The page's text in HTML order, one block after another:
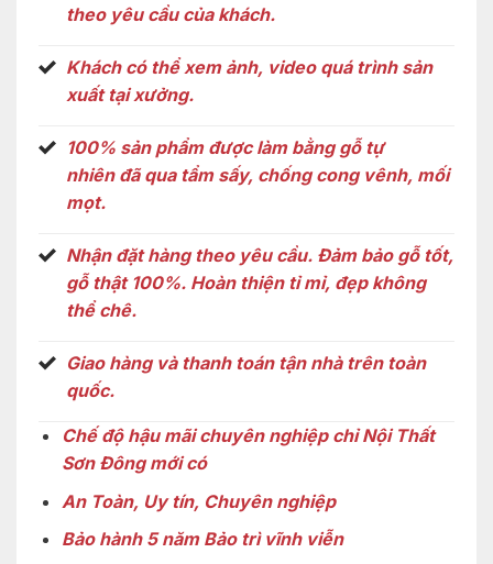
theo yêu cầu của khách.
Khách có thể xem ảnh, video quá trình sản
xuất tại xưởng.
100% sản phẩm được làm bằnggỗ tự
nhiênđã qua tẩm sấy, chống cong vênh, mối
mọt.
Nhận đặt hàng theo yêu cầu. Đảm bảo gỗ tốt,
gỗ thật 100%. Hoàn thiện tỉ mỉ, đẹp không
thể chê.
Giao hàng và thanh toán tận nhà trên toàn
quốc.
Chế độ hậu mãi chuyên nghiệp chỉ Nội Thất
Sơn Đông mới có
An Toàn, Uy tín, Chuyên nghiệp
Bảo hành 5 năm Bảo trì vĩnh viễn